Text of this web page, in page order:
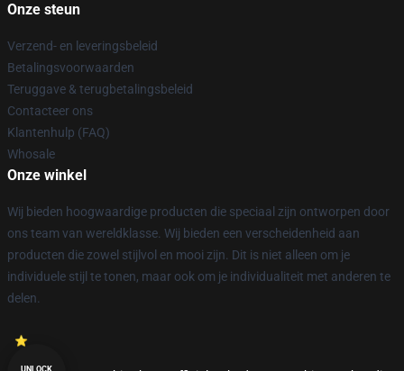
Onze steun
Verzend- en leveringsbeleid
Betalingsvoorwaarden
Teruggave & terugbetalingsbeleid
Contacteer ons
Klantenhulp (FAQ)
Whosale
Onze winkel
Wij bieden hoogwaardige producten die speciaal zijn ontworpen door
ons team van wereldklasse. Wij bieden een verscheidenheid aan
producten die zowel stijlvol en mooi zijn. Dit is niet alleen om je
individuele stijl te tonen, maar ook om je individualiteit met anderen te
delen.
UNLOCK